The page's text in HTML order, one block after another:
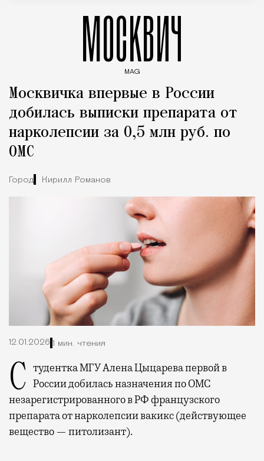
МОСКВИЧ
MAG
Москвичка впервые в России
добилась выписки препарата от
нарколепсии за 0,5 млн руб. по
ОМС
Город Кирилл Романов
12.01.2026 1 мин. чтения
Студентка МГУ Алена Цыцарева первой в России добилась назначения по ОМС
незарегистрированного в РФ французского
препарата от нарколепсии вакикс (действующее
вещество — питолизант).